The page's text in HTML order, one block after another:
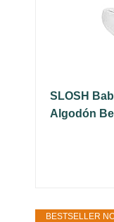
SLOSH
Algodón
BESTSELLER